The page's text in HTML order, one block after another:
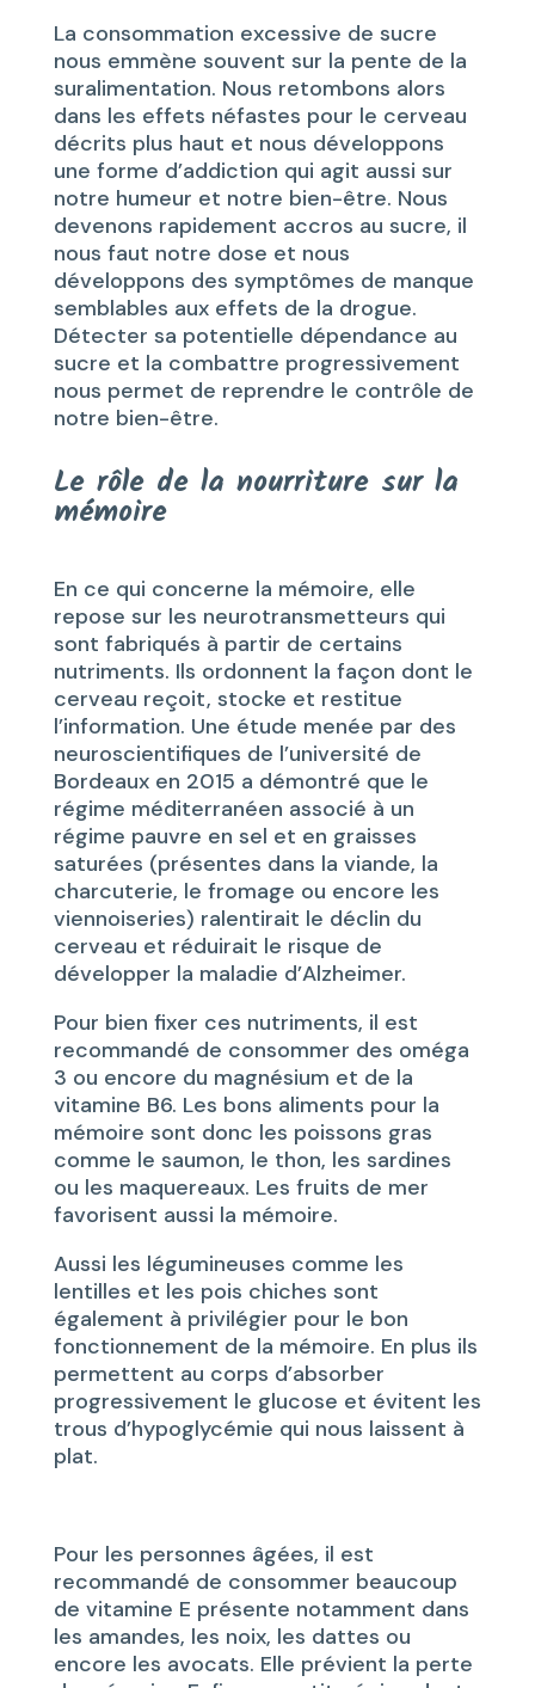
La consommation excessive de sucre
nous emmène souvent sur la pente de la
suralimentation. Nous retombons alors
dans les effets néfastes pour le cerveau
décrits plus haut et nous développons
une forme d’addiction qui agit aussi sur
notre humeur et notre bien-être. Nous
devenons rapidement accros au sucre, il
nous faut notre dose et nous
développons des symptômes de manque
semblables aux effets de la drogue.
Détecter sa potentielle dépendance au
sucre et la combattre progressivement
nous permet de reprendre le contrôle de
notre bien-être.
Le rôle de la nourriture sur la
mémoire
En ce qui concerne la mémoire, elle
repose sur les neurotransmetteurs qui
sont fabriqués à partir de certains
nutriments. Ils ordonnent la façon dont le
cerveau reçoit, stocke et restitue
l’information. Une étude menée par des
neuroscientifiques de l’université de
Bordeaux en 2015 a démontré que le
régime méditerranéen associé à un
régime pauvre en sel et en graisses
saturées (présentes dans la viande, la
charcuterie, le fromage ou encore les
viennoiseries) ralentirait le déclin du
cerveau et réduirait le risque de
développer la maladie d’Alzheimer.
Pour bien fixer ces nutriments, il est
recommandé de consommer des oméga
3 ou encore du magnésium et de la
vitamine B6. Les bons aliments pour la
mémoire sont donc les poissons gras
comme le saumon, le thon, les sardines
ou les maquereaux. Les fruits de mer
favorisent aussi la mémoire.
Aussi les légumineuses comme les
lentilles et les pois chiches sont
également à privilégier pour le bon
fonctionnement de la mémoire. En plus ils
permettent au corps d’absorber
progressivement le glucose et évitent les
trous d’hypoglycémie qui nous laissent à
plat.
Pour les personnes âgées, il est
recommandé de consommer beaucoup
de vitamine E présente notamment dans
les amandes, les noix, les dattes ou
encore les avocats. Elle prévient la perte